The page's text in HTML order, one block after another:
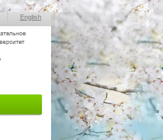
English